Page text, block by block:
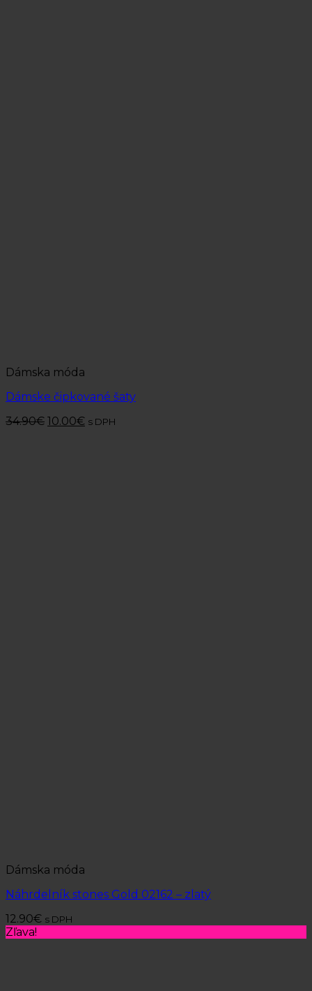
Dámska móda
Dámske čipkované šaty
34.90€ 10.00€ s DPH
Dámska móda
Náhrdelník stones Gold 02162 – zlatý
12.90€ s DPH
Zľava!